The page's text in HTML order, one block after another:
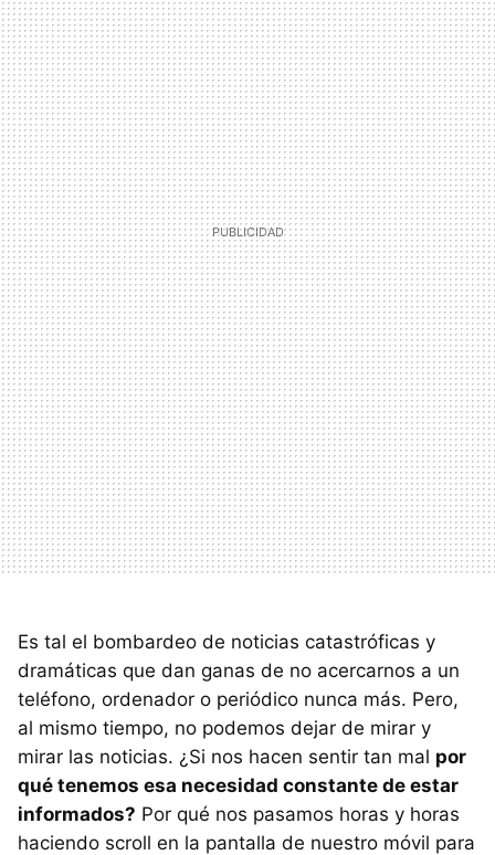
Es tal el bombardeo de noticias catastróficas y
dramáticas que dan ganas de no acercarnos a un
teléfono, ordenador o periódico nunca más. Pero,
al mismo tiempo, no podemos dejar de mirar y
mirar las noticias. ¿Si nos hacen sentir tan mal por
qué tenemos esa necesidad constante de estar
informados? Por qué nos pasamos horas y horas
haciendo scroll en la pantalla de nuestro móvil para